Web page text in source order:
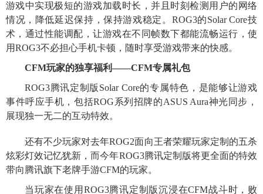
游戏中实现极短的游戏加载时长，并且时刻检测用户的网络
情况，降低延迟保持，保持游戏稳定。ROG3的Solar Core技
术，通过性能调配，让游戏在不同帧数下都能流畅运行，使
用ROG3不必担心手机卡顿，随时享受游戏带来的快感。
CFM玩家的独享福利——CFM专属礼包
ROG3腾讯定制版Solar Core的专属特色，是能够让游戏
事件呼应手机，包括ROG系列招牌的ASUS Aura神光同步，
展现独一无二的互动特效。
还有不少玩家对去年ROG2面向王者荣耀玩家定制的五杀
炫彩灯效记忆犹新，而今年ROG3腾讯定制版将更全面的特效
带向腾讯旗下老牌手游CFM的玩家。
当玩家在使用ROG3腾讯定制版沉浸在CFM战斗时，败